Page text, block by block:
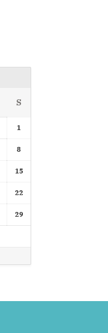
S
1
8
15
22
29